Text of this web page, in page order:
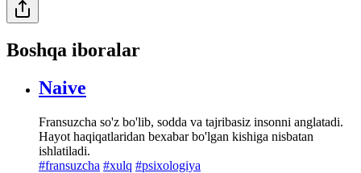
Boshqa iboralar
Naive
Fransuzcha so'z bo'lib, sodda va tajribasiz insonni anglatadi.
Hayot haqiqatlaridan bexabar bo'lgan kishiga nisbatan
ishlatiladi.
#fransuzcha #xulq #psixologiya